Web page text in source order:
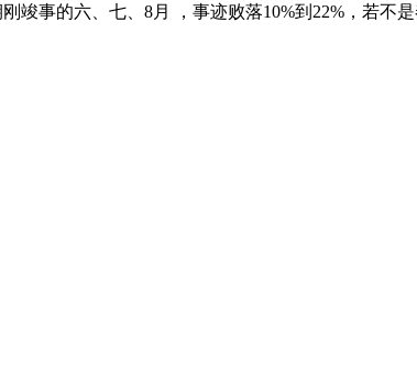
事的六、七、8月 ，事迹败落10%到22%，若不